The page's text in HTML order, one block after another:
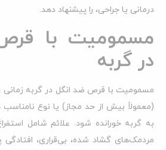
درمانی یا جراحی، را پیشنهاد دهد.
مسمومیت با
در گربه
مسمومیت با قرص ضد انگل در گربه زمانی
(معمولاً بیش از حد مجاز) یا نوع نامناسب
به گربه خورانده شود. علائم شامل
مردمک‌های گشاد شده، بی‌قراری،